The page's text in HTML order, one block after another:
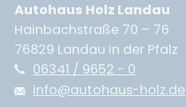
Autohaus Holz Landau
Hainbachstraße 70 – 76
76829 Landau in der Pfalz
06341 / 9652 - 0
info@autohaus-holz.de